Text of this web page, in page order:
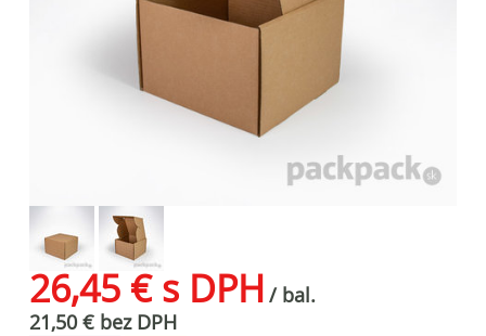
26,45 € s DPH / bal.
21,50 € bez DPH